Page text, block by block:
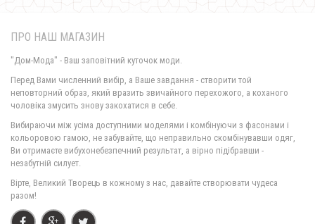
990.00грн.
ПРО НАШ МАГАЗИН
"Дом-Мода" - Ваш заповітний куточок моди.
Перед Вами численний вибір, а Ваше завдання - створити той
неповторний образ, який вразить звичайного перехожого, а коханого
чоловіка змусить знову закохатися в себе.
Вибираючи між усіма доступними моделями і комбінуючи з фасонами і
кольоровою гамою, не забувайте, що неправильно скомбінувавши одяг,
Ви отримаєте вибухонебезпечний результат, а вірно підібравши -
незабутній силует.
Вірте, Великий Творець в кожному з нас, давайте створювати чудеса
разом!